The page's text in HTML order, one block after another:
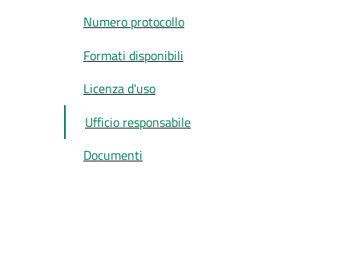
Numero protocollo
Formati disponibili
Licenza d'uso
Ufficio responsabile
Documenti